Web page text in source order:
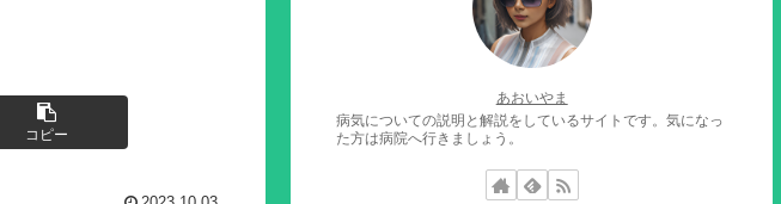
コピー
あおいやま
病気についての説明と解説をしているサイトです。気になっ
た方は病院へ行きましょう。